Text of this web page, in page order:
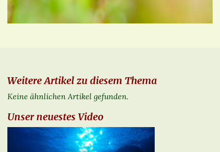
Weitere Artikel zu diesem Thema
Keine ähnlichen Artikel gefunden.
Unser neuestes Video